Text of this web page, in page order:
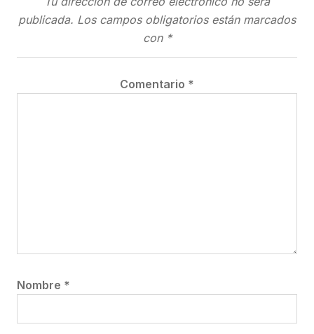
publicada. Los campos obligatorios están marcados
con *
Comentario *
Nombre *